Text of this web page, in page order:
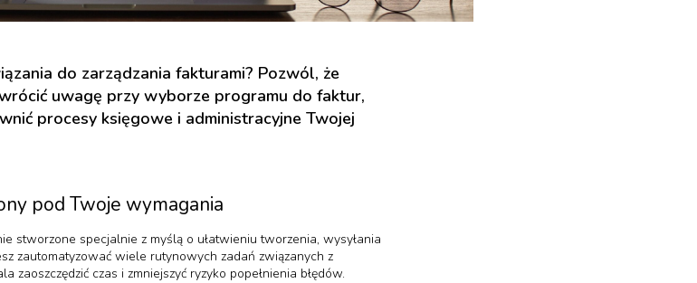
do zarządzania fakturami? Pozwól, że
uwagę przy wyborze programu do faktur,
procesy księgowe i administracyjne Twojej
pod Twoje wymagania
stworzone specjalnie z myślą o ułatwieniu tworzenia, wysyłania
zautomatyzować wiele rutynowych zadań związanych z
zaoszczędzić czas i zmniejszyć ryzyko popełnienia błędów.